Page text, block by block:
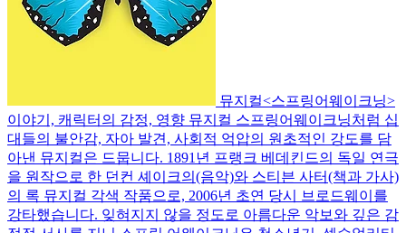
뮤지컬<스프링어웨이크닝>
이야기, 캐릭터의 감정, 영향 뮤지컬 스프링어웨이크닝처럼 십
대들의 불안감, 자아 발견, 사회적 억압의 원초적인 강도를 담
아낸 뮤지컬은 드뭅니다. 1891년 프랭크 베데킨드의 독일 연극
을 원작으로 한 던컨 셰이크의(음악)와 스티븐 사터(책과 가사)
의 록 뮤지컬 각색 작품으로, 2006년 초연 당시 브로드웨이를
강타했습니다. 잊혀지지 않을 정도로 아름다운 악보와 깊은 감